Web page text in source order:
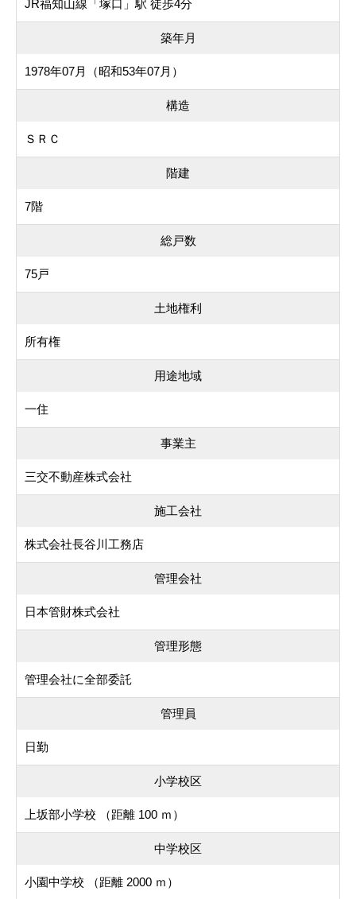
JR福知山線「塚口」駅 徒歩4分
築年月
1978年07月（昭和53年07月）
構造
ＳＲＣ
階建
7階
総戸数
75戸
土地権利
所有権
用途地域
一住
事業主
三交不動産株式会社
施工会社
株式会社長谷川工務店
管理会社
日本管財株式会社
管理形態
管理会社に全部委託
管理員
日勤
小学校区
上坂部小学校 （距離 100 ｍ）
中学校区
小園中学校 （距離 2000 ｍ）